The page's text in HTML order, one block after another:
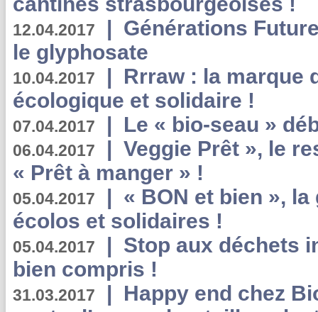
12.04.2017 | Générations
le glyphosate
10.04.2017 | Rrraw : la marque
écologique et solidaire !
07.04.2017 | Le « bio-seau »
06.04.2017 | Veggie Prêt », le
« Prêt à manger » !
05.04.2017 | « BON et bien »,
écolos et solidaires !
05.04.2017 | Stop aux déchets
bien compris !
31.03.2017 | Happy end chez